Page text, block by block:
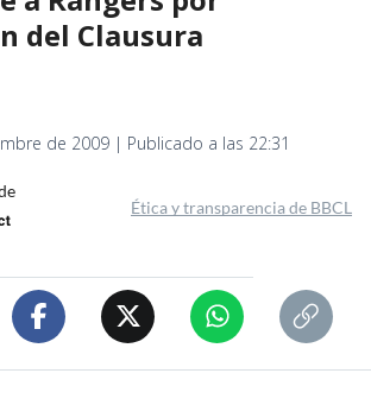
del Clausura
de 2009 | Publicado a las 22:31
Ética y transparencia de BBCL